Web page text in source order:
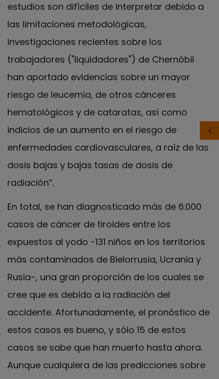
estudios son difíciles de interpretar debido a
las limitaciones metodológicas,
investigaciones recientes sobre los
trabajadores ("liquidadores") de Chernóbil
han aportado evidencias sobre un mayor
riesgo de leucemia, de otros cánceres
hematológicos y de cataratas, así como
indicios de un aumento en el riesgo de
enfermedades cardiovasculares, a raíz de las
dosis bajas y bajas tasas de dosis de
radiación”.
En total, se han diagnosticado más de 6.000
casos de cáncer de tiroides entre los
expuestos al yodo -131 niños en los territorios
más contaminados de Bielorrusia, Ucrania y
Rusia-, una gran proporción de los cuales se
cree que es debido a la radiación del
accidente. Afortunadamente, el pronóstico de
estos casos es bueno, y sólo 15 de estos
casos se sabe que han muerto hasta ahora.
Aunque cualquiera de las predicciones sobre